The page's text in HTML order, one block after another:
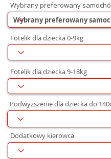
Wybrany preferowany
Fotelik dla dziecka 0-9kg
Fotelik dla dziecka 9-18kg
Podwyższenie dla dziecka do
Dodatkowy kierowca